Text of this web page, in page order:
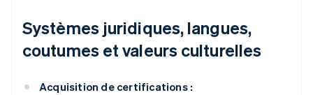
Systèmes juridiques, langues,
coutumes et valeurs culturelles
Acquisition de certifications :